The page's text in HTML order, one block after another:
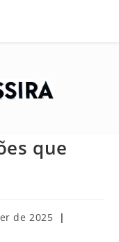
que
de 2025